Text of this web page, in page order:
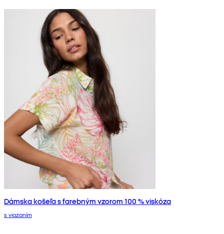
Dámska košeľa s farebným vzorom 100 % viskóza
s viazaním